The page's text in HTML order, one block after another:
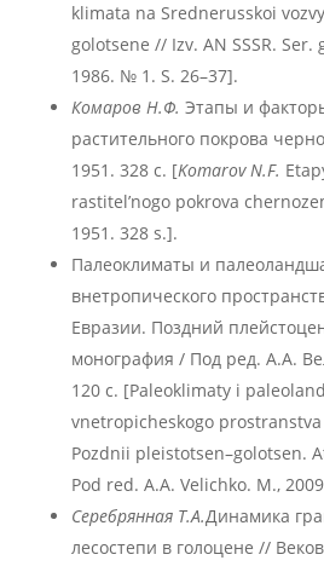
klimata na Srednerusskoi
golotsene // Izv. AN SSSR. Ser.
1986. № 1. S. 26–37].
Комаров Н.Ф. Этапы и
растительного покрова
1951. 328 с. [Komarov N.F.
rastitel’nogo pokrova
1951. 328 s.].
Палеоклиматы и
внетропического
Евразии. Поздний
монография / Под ред. А.А.
120 с. [Paleoklimaty i
vnetropicheskogo
Pozdnii pleistotsen–golotsen.
Pod red. A.A. Velichko. M.,
Серебрянная Т.А.Динамика
лесостепи в голоцене //